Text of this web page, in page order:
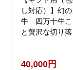
し対応）】幻
牛 四万十牛こ
と贅沢な切り
40,000円